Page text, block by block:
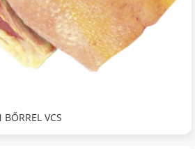
VCS